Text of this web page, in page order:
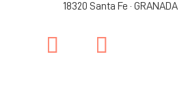
18320 Santa Fe · GRANADA